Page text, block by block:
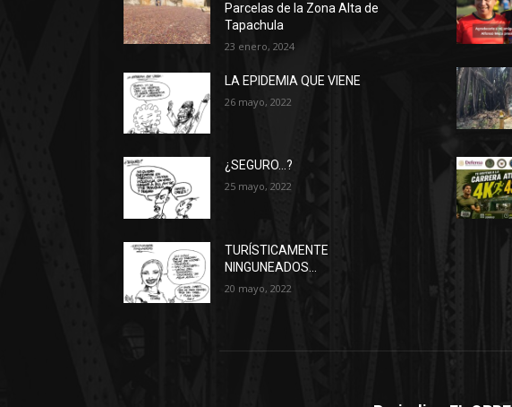
Parcelas de la Zona Alta de
Tapachula
23 enero, 2024
LA EPIDEMIA QUE VIENE
26 mayo, 2022
¿SEGURO…?
25 mayo, 2022
TURÍSTICAMENTE
NINGUNEADOS…
20 mayo, 2022